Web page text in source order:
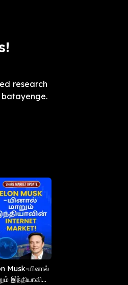
research
Musk-யினால்
இந்தியாவின்